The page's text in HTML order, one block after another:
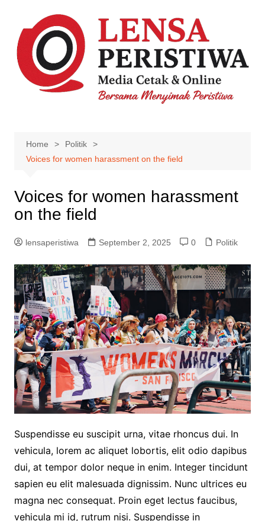
content
Home
Politik
Voices for women harassment on the field
Voices for women harassment
on the field
lensaperistiwa September 2, 2025 0 Politik
Suspendisse eu suscipit urna, vitae rhoncus dui. In
vehicula, lorem ac aliquet lobortis, elit odio dapibus
dui, at tempor dolor neque in enim. Integer tincidunt
sapien eu elit malesuada dignissim. Nunc ultrices eu
magna nec consequat. Proin eget lectus faucibus,
vehicula mi id, rutrum nisi. Suspendisse in